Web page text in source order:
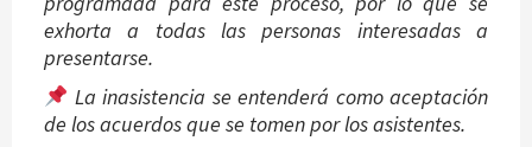
exhorta a todas las personas interesadas a
presentarse.
La inasistencia se entenderá como aceptación
de los acuerdos que se tomen por los asistentes.